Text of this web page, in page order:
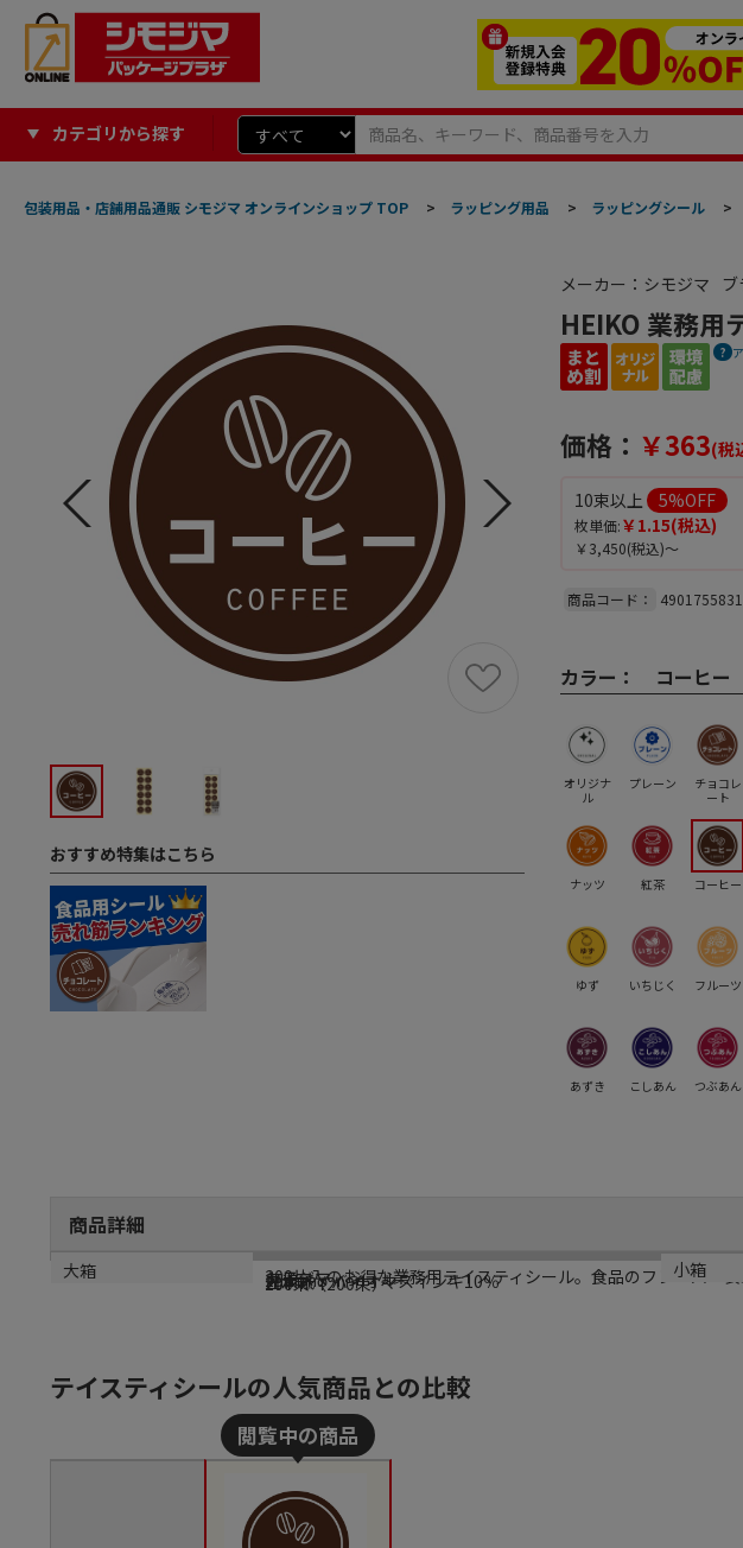
カテゴリから探す
包装用品・店舗用品通販 シモジマ オンラインショップ TOP > ラッピング用品 > ラッピングシール >
おすすめ特集はこちら
メーカー：シモジマ
HEIKO 業務用
価格： ￥363(税
10束以上 5%OFF
枚単価:￥1.15(税込)
￥3,450(税込)～
商品コード：
カラー： コーヒー
オリジナ
ル
プレーン
チョコレ
ート
ナッツ 紅茶 コーヒー
ゆず いちじく フルーツ
あずき こしあん つぶあん
商品詳細
商品説明
300片入のお得な業務用テイスティシール。食品のフレーバ
メーカー名
シモジマ
ブランド名
シリーズ名
テイスティシール
メーカー
サイズ
25mmφ
カラー
材質
光沢紙・バイオマスインキ10％
重量
生産国
日本
小箱
大箱
200束（200束）
テイスティシールの人気商品との比較